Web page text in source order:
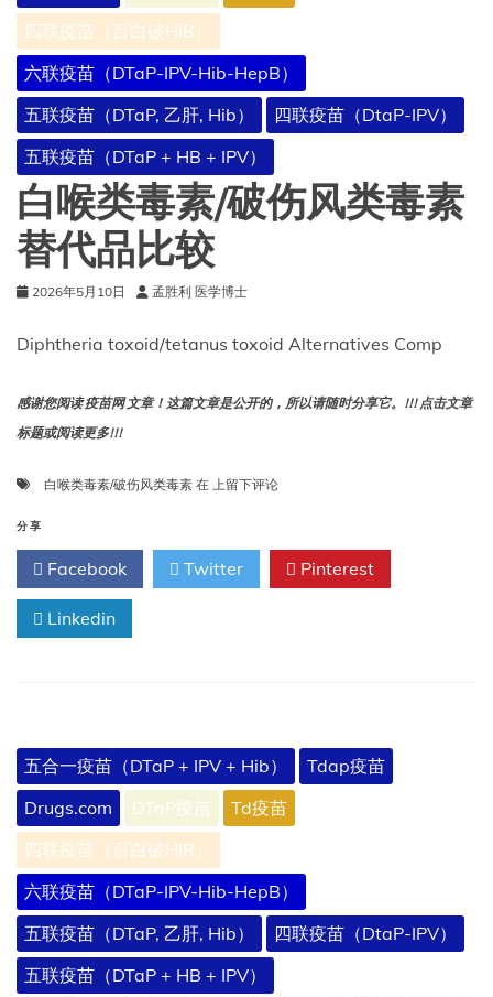
评
四联疫苗（百白破HIB）
六联疫苗（DTaP-IPV-Hib-HepB）
五联疫苗（DTaP, 乙肝, Hib）
四联疫苗（DtaP-IPV）
五联疫苗（DTaP + HB + IPV）
白喉类毒素/破伤风类毒素
替代品比较
2026年5月10日 孟胜利 医学博士
Diphtheria toxoid/tetanus toxoid Alternatives Comp
感谢您阅读 疫苗网 文章！这篇文章是公开的，所以请随时分享它。!!! 点击文章
标题或阅读更多!!!
白喉类毒素/破伤风类毒素 在 白
毒
素/
破
代
品
比
上留下评论
分享
Facebook Twitter Pinterest
Linkedin
五合一疫苗（DTaP + IPV + Hib）
Tdap疫苗
Drugs.com
DTaP疫苗
Td疫苗
四联疫苗（百白破HIB）
六联疫苗（DTaP-IPV-Hib-HepB）
五联疫苗（DTaP, 乙肝, Hib）
四联疫苗（DtaP-IPV）
五联疫苗（DTaP + HB + IPV）